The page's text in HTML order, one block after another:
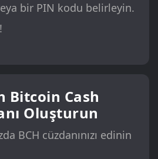
bir PIN kodu belirleyin.
Bitcoin Cash
Oluşturun
BCH cüzdanınızı edinin